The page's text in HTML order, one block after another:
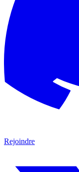
Rejoindre